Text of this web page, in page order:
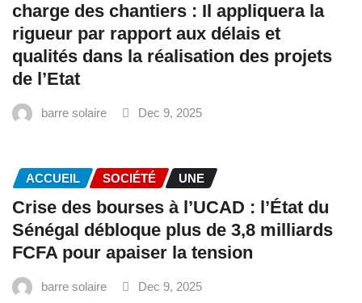
charge des chantiers : Il appliquera la
rigueur par rapport aux délais et
qualités dans la réalisation des projets
de l’Etat
barre solaire Dec 9, 2025
ACCUEIL SOCIÉTÉ UNE
Crise des bourses à l’UCAD : l’État du
Sénégal débloque plus de 3,8 milliards
FCFA pour apaiser la tension
barre solaire Dec 9, 2025